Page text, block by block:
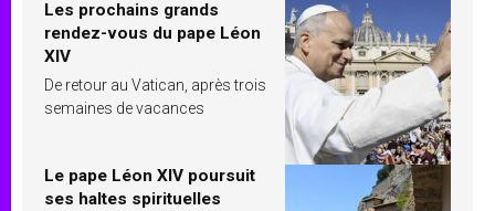
Les prochains grands
rendez-vous du pape Léon
XIV
De retour au Vatican, après trois
semaines de vacances
Le pape Léon XIV poursuit
ses haltes spirituelles